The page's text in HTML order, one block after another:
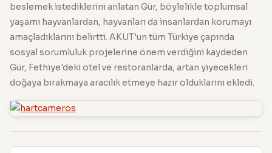
beslemek istediklerini anlatan Gür, böylelikle toplumsal
yaşamı hayvanlardan, hayvanları da insanlardan korumayı
amaçladıklarını belirtti. AKUT'un tüm Türkiye çapında
sosyal sorumluluk projelerine önem verdiğini kaydeden
Gür, Fethiye'deki otel ve restoranlarda, artan yiyecekleri
doğaya bırakmaya aracılık etmeye hazır olduklarını ekledi.